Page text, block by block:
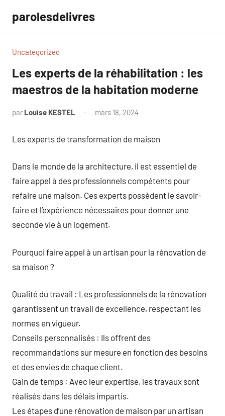
contenu
parolesdelivres
Uncategorized
Les experts de la réhabilitation : les
maestros de la habitation moderne
par Louise KESTEL mars 18, 2024
Les experts de transformation de maison
Dans le monde de la architecture, il est essentiel de
faire appel à des professionnels compétents pour
refaire une maison. Ces experts possèdent le savoir-
faire et l’expérience nécessaires pour donner une
seconde vie à un logement.
Pourquoi faire appel à un artisan pour la rénovation de
sa maison ?
Qualité du travail : Les professionnels de la rénovation
garantissent un travail de excellence, respectant les
normes en vigueur.
Conseils personnalisés : Ils offrent des
recommandations sur mesure en fonction des besoins
et des envies de chaque client.
Gain de temps : Avec leur expertise, les travaux sont
réalisés dans les délais impartis.
Les étapes d’une rénovation de maison par un artisan